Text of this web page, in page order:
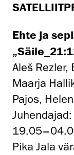
Ehte ja
Aleš Rezler,
Maarja
Pajos,
Pika Jala